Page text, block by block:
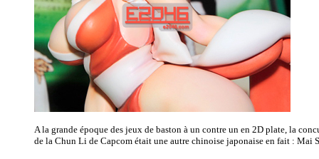
A la grande époque des jeux de baston à un contre un en 2D plate, la
de la Chun Li de Capcom était une autre chinoise japonaise en fait : Mai